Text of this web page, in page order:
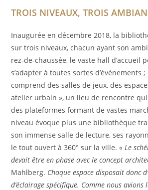
TROIS NIVEAUX, TROIS
Inaugurée en décembre 2018, la
sur trois niveaux, chacun ayant son
rez-de-chaussée, le vaste hall d’accueil
s’adapter à toutes sortes d’événements
comprend des salles de jeux, des
atelier urbain », un lieu de rencontre
des plateformes formant de vastes
niveau évoque plus une bibliothèque
son immense salle de lecture, ses
le tout ouvert à 360° sur la ville.« Le
devait être en phase avec le concept
Mahlberg. Chaque espace disposait donc
d’éclairage spécifique. Comme nous